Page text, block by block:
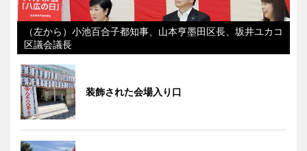
（左から）小池百合子都知事、山本亨墨田区長、坂井ユカコ
区議会議長
装飾された会場入り口